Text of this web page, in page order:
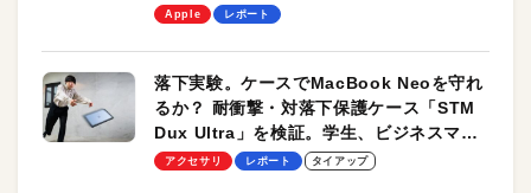
します！
Apple レポート
落下実験。ケースでMacBook Neoを守れ
るか？ 耐衝撃・対落下保護ケース「STM
Dux Ultra」を検証。学生、ビジネスマン
のモバイルユースに最適！
アクセサリ レポート タイアップ